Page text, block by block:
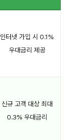
인터넷 가입 시 0.1%
우대금리 제공
신규 고객 대상 최대
0.3% 우대금리